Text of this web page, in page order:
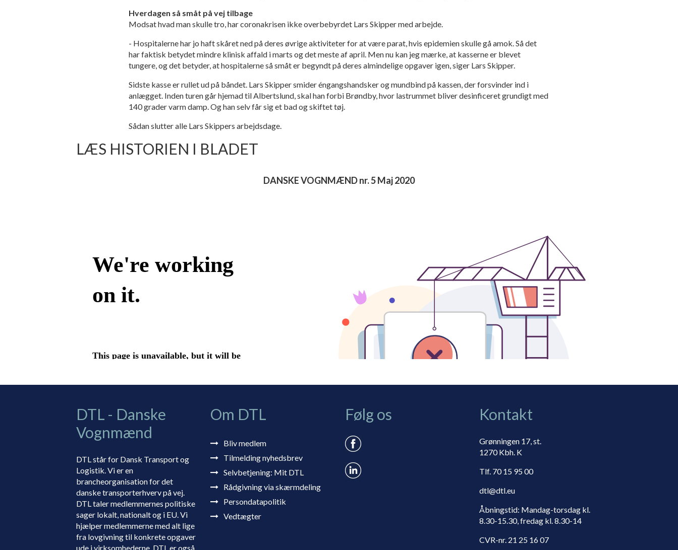
Hverdagen så småt på vej tilbage
Modsat hvad man skulle tro, har coronakrisen ikke overbebyrdet Lars Skipper med arbejde.
- Hospitalerne har jo haft skåret ned på deres øvrige aktiviteter for at være parat, hvis epidemien skulle gå amok. Så det
har faktisk betydet mindre klinisk affald i marts og det meste af april. Men nu kan jeg mærke, at kasserne er blevet
tungere, og det betyder, at hospitalerne så småt er begyndt på deres almindelige opgaver igen, siger Lars Skipper.
Sidste kasse er rullet ud på båndet. Lars Skipper smider éngangshandsker og mundbind på kassen, der forsvinder ind i
anlægget. Inden turen går hjemad til Albertslund, skal han forbi Brøndby, hvor lastrummet bliver desinficeret grundigt med
140 grader varm damp. Og han selv får sig et bad og skiftet tøj.
Sådan slutter alle Lars Skippers arbejdsdage.
LÆS HISTORIEN I BLADET
DANSKE VOGNMÆND nr. 5 Maj 2020
DTL - Danske
Vognmænd
DTL står for Dansk Transport og
Logistik. Vi er en
brancheorganisation for det
danske transporterhverv på vej.
DTL taler medlemmernes politiske
sager lokalt, nationalt og i EU. Vi
hjælper medlemmerne med alt lige
fra lovgivning til konkrete opgaver
ude i virksomhederne. DTL er også
Om DTL
Bliv medlem
Tilmelding nyhedsbrev
Selvbetjening: Mit DTL
Rådgivning via skærmdeling
Persondatapolitik
Vedtægter
Følg os Kontakt
Grønningen 17, st.
1270 Kbh. K
Tlf. 70 15 95 00
dtl@dtl.eu
Åbningstid: Mandag-torsdag kl.
8.30-15.30, fredag kl. 8.30-14
CVR-nr. 21 25 16 07